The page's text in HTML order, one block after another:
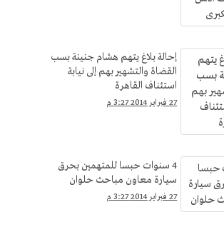
إحالة بلاغ يتهم هشام جنينة بسب
القضاة والتشهير بهم إلى نيابة
استئناف القاهرة
27 فبراير 2014 3:27 م
4 سنوات حبسا للمتهمين بحرق
سيارة معاون مباحث حلوان
27 فبراير 2014 3:27 م